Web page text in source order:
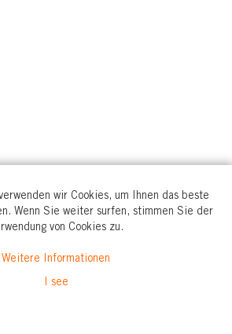
wir Cookies, um Ihnen das beste
Wenn Sie weiter surfen, stimmen Sie der
von Cookies zu.
Weitere Informationen
I see